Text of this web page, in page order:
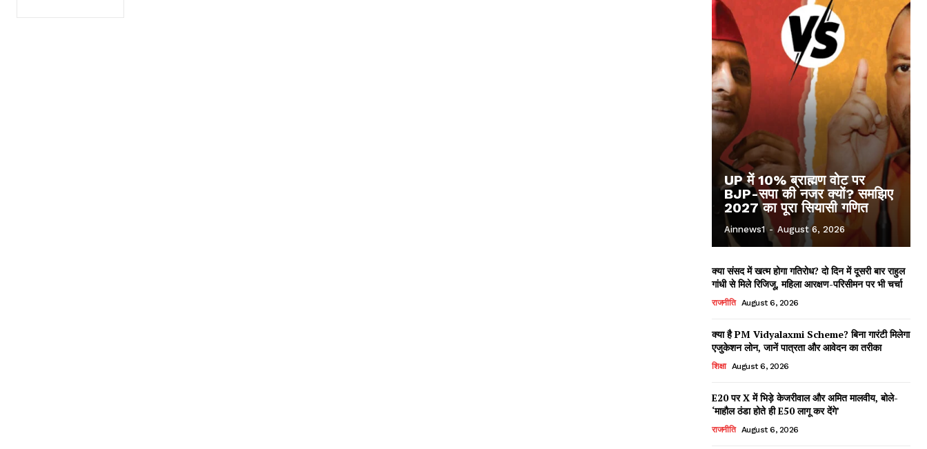
UP में 10% ब्राह्मण वोट पर
BJP-सपा की नजर क्यों? समझिए
2027 का पूरा सियासी गणित
Ainnews1 - August 6, 2026
क्या संसद में खत्म होगा गतिरोध? दो दिन में दूसरी बार राहुल
गांधी से मिले रिजिजू, महिला आरक्षण-परिसीमन पर भी चर्चा
राजनीति August 6, 2026
क्या है PM Vidyalaxmi Scheme? बिना गारंटी मिलेगा
एजुकेशन लोन, जानें पात्रता और आवेदन का तरीका
शिक्षा August 6, 2026
E20 पर X में भिड़े केजरीवाल और अमित मालवीय, बोले-
‘माहौल ठंडा होते ही E50 लागू कर देंगे’
राजनीति August 6, 2026